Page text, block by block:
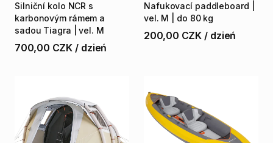
Silniční kolo NCR s
karbonovým rámem a
sadou Tiagra vel. M
700,00 CZK / dzień
Nafukovací paddleboard
vel. M do 80 kg
200,00 CZK / dzień